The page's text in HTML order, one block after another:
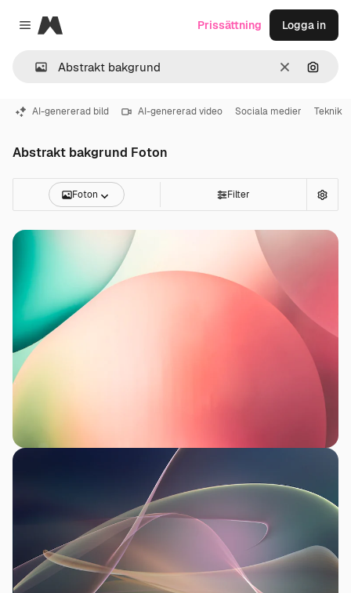
Close menu
Magnific
RensaSök
Prissättning Logga in
AI-genererad bild AI-genererad video Sociala medier Teknik
Abstrakt bakgrund Foton
Foton Filter